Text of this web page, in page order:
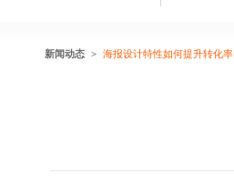
新闻动态 海报设计特性如何提升转化率